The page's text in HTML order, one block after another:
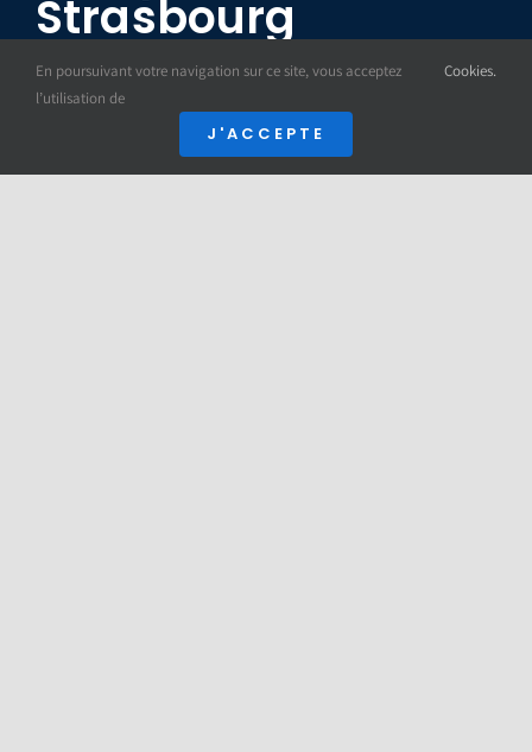
Strasbourg
12 rue des Frères Lumière
En poursuivant votre navigation sur ce site, vous acceptez
l’utilisation de
Cookies.
J'ACCEPTE